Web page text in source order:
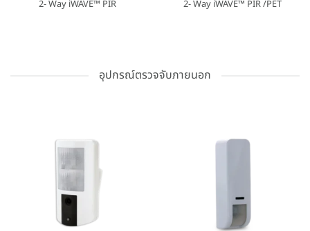
2- Way iWAVE™ PIR 2- Way iWAVE™ PIR /PET
อุปกรณ์ตรวจจับภายนอก